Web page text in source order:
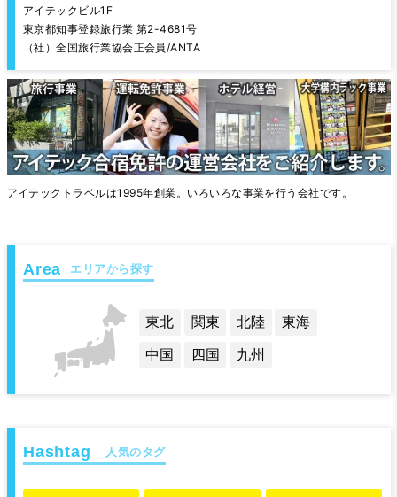
アイテックビル1F
東京都知事登録旅行業 第2-4681号
（社）全国旅行業協会正会員/ANTA
アイテックトラベルは1995年創業。いろいろな事業を行う会社です。
エリアから探す
東北 関東 北陸
東海
中国
四国 九州
人気のタグ